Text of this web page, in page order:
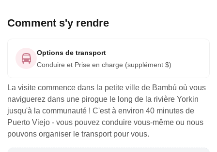
Comment s'y rendre
Options de transport
Conduire et Prise en charge (supplément $)
La visite commence dans la petite ville de Bambú où vous
naviguerez dans une pirogue le long de la rivière Yorkin
jusqu'à la communauté ! C'est à environ 40 minutes de
Puerto Viejo - vous pouvez conduire vous-même ou nous
pouvons organiser le transport pour vous.